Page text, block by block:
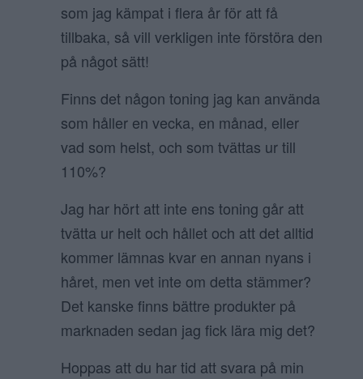
som jag kämpat i flera år för att få
tillbaka, så vill verkligen inte förstöra den
på något sätt!
Finns det någon toning jag kan använda
som håller en vecka, en månad, eller
vad som helst, och som tvättas ur till
110%?
Jag har hört att inte ens toning går att
tvätta ur helt och hållet och att det alltid
kommer lämnas kvar en annan nyans i
håret, men vet inte om detta stämmer?
Det kanske finns bättre produkter på
marknaden sedan jag fick lära mig det?
Hoppas att du har tid att svara på min